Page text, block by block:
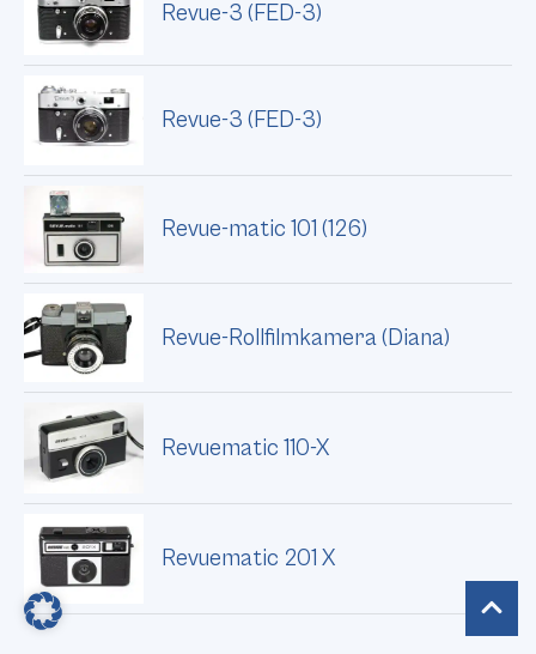
Revue-3 (FED-3)
Revue-3 (FED-3)
Revue-matic 101 (126)
Revue-Rollfilmkamera (Diana)
Revuematic 110-X
Revuematic 201 X